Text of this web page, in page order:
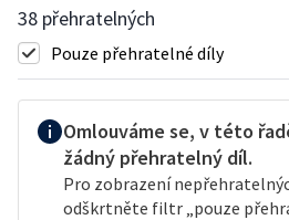
38 přehratelných
Pouze přehratelné díly
Omlouváme se, v této
žádný přehratelný díl.
Pro zobrazení
odškrtněte filtr „pouze